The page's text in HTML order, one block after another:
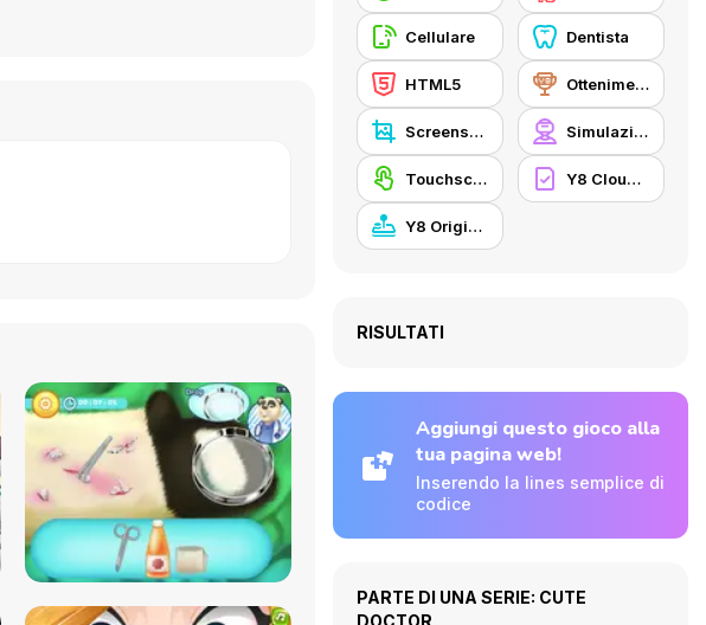
Cellulare Dentista
HTML5 Ottenimenti Y8
Screenshot Y8 Simulazione
Touchscreen Y8 Cloud Save
Y8 Originals
RISULTATI
Aggiungi questo gioco alla
tua pagina web!
Inserendo la lines semplice di
codice
PARTE DI UNA SERIE: CUTE
DOCTOR